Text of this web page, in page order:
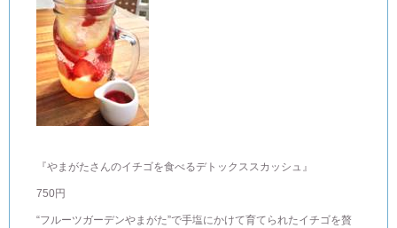
『やまがたさんのイチゴを食べるデトックススカッシュ』
750円
“フルーツガーデンやまがた”で手塩にかけて育てられたイチゴを贅